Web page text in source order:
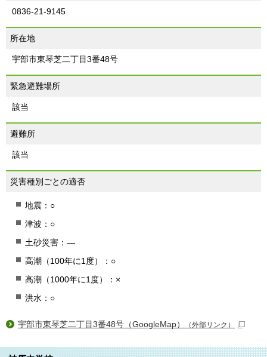
0836-21-9145
所在地
宇部市東琴芝二丁目3番48号
緊急避難場所
該当
避難所
該当
災害種別ごとの適否
地震：○
津波：○
土砂災害：―
高潮（100年に1度）：○
高潮（1000年に1度）：×
洪水：○
宇部市東琴芝二丁目3番48号（GoogleMap） （外部リンク）